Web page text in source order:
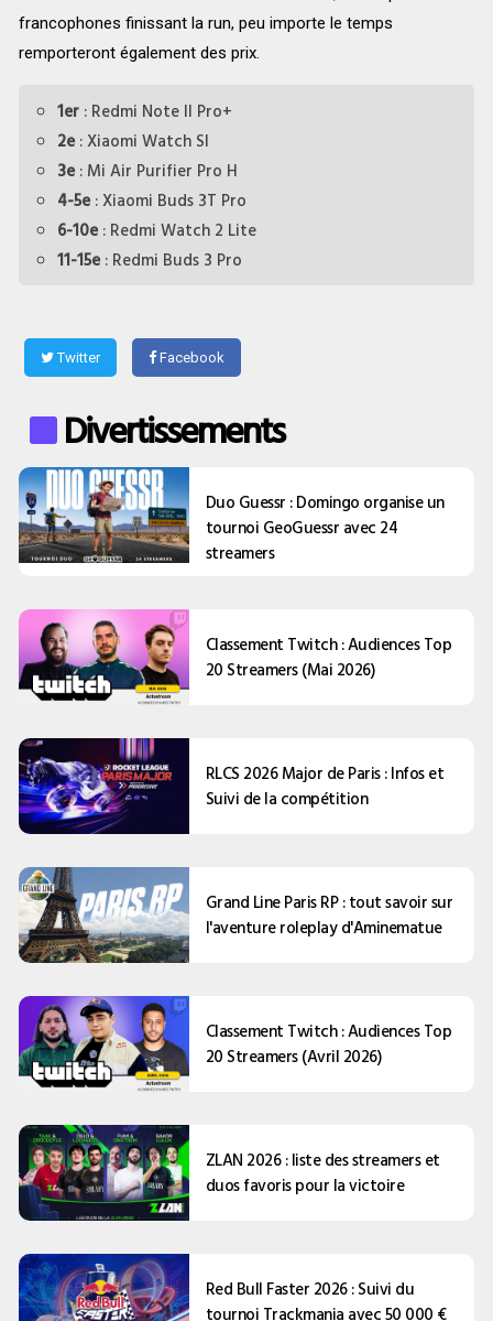
francophones finissant la run, peu importe le temps
remporteront également des prix.
1er: Redmi Note II Pro+
2e: Xiaomi Watch SI
3e: Mi Air Purifier Pro H
4-5e: Xiaomi Buds 3T Pro
6-10e: Redmi Watch 2 Lite
11-15e: Redmi Buds 3 Pro
Twitter Facebook
Divertissements
Duo Guessr : Domingo organise un
tournoi GeoGuessr avec 24
streamers
Classement Twitch : Audiences Top
20 Streamers (Mai 2026)
RLCS 2026 Major de Paris : Infos et
Suivi de la compétition
Grand Line Paris RP : tout savoir sur
l'aventure roleplay d'Aminematue
Classement Twitch : Audiences Top
20 Streamers (Avril 2026)
ZLAN 2026 : liste des streamers et
duos favoris pour la victoire
Red Bull Faster 2026 : Suivi du
tournoi Trackmania avec 50 000 €